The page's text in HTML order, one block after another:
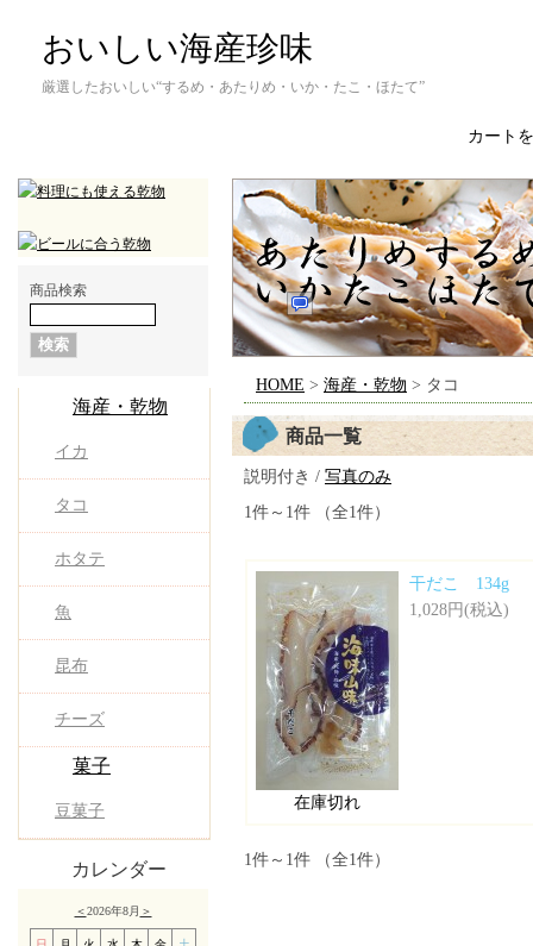
おいしい海産珍味
厳選したおいしい“するめ・あたりめ・いか・たこ・ほたて”
カート
商品検索
海産・乾物
イカ
タコ
ホタテ
魚
昆布
チーズ
菓子
豆菓子
カレンダー
＜2026年8月 ＞
HOME > 海産・乾物 > タコ
商品一覧
説明付き / 写真のみ
1件～1件 （全1件）
在庫切れ
干だこ 134g
1,028円(税込)
1件～1件 （全1件）